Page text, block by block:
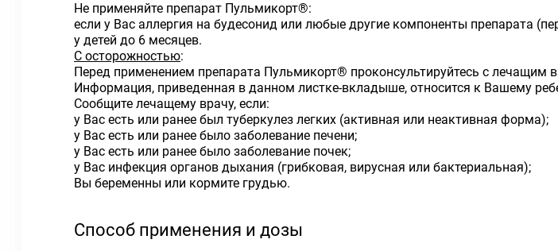
Не применяйте препарат Пульмикорт®:
если у Вас аллергия на будесонид или любые другие компоненты препарата
у детей до 6 месяцев.
С осторожностью:
Перед применением препарата Пульмикорт® проконсультируйтесь с лечащим
Информация, приведенная в данном листке-вкладыше, относится к Вашему
Сообщите лечащему врачу, если:
у Вас есть или ранее был туберкулез легких (активная или неактивная форма);
у Вас есть или ранее было заболевание печени;
у Вас есть или ранее было заболевание почек;
у Вас инфекция органов дыхания (грибковая, вирусная или бактериальная);
Вы беременны или кормите грудью.
Способ применения и дозы